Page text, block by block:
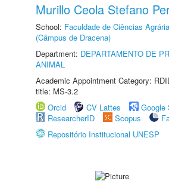
Murillo Ceola Stefano
School: Faculdade de Ciências
(Câmpus de Dracena)
Department: DEPARTAMENTO DE
ANIMAL
Academic Appointment Category:
title: MS-3.2
Orcid
CV Lattes
Google
ResearcherID
Scopus
Repositório Institucional UNESP